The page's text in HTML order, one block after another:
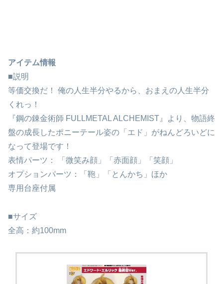
アイテム情報
■説明
等価交換だ！ 俺の人生半分やるから、おまえの人生半分
くれっ！
『鋼の錬金術師 FULLMETAL ALCHEMIST』より、物語終
盤の成長したポニーテール姿の「エド」がねんどろいどに
なって登場です！
表情パーツ： 「微笑み顔」「赤面顔」「笑顔」
オプションパーツ：「鞄」「とんかち」ほか
専用台座付属
■サイズ
全高：約100mm